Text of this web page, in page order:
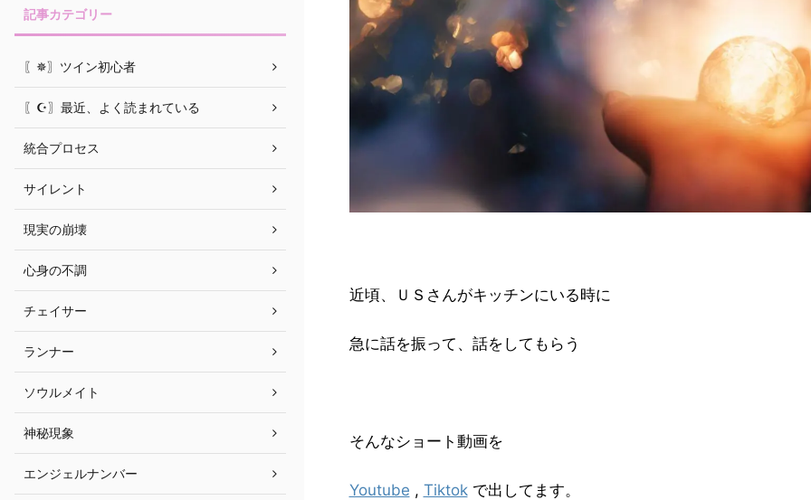
近頃、ＵＳさんがキッチンにいる時に
急に話を振って、話をしてもらう
そんなショート動画を
Youtube , Tiktokで出してます。
記事カテゴリー
〖✵〗ツイン初心者
〖☪︎〗最近、よく読まれている
統合プロセス
サイレント
現実の崩壊
心身の不調
チェイサー
ランナー
ソウルメイト
神秘現象
エンジェルナンバー